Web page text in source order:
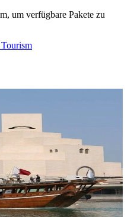
um verfügbare Pakete zu